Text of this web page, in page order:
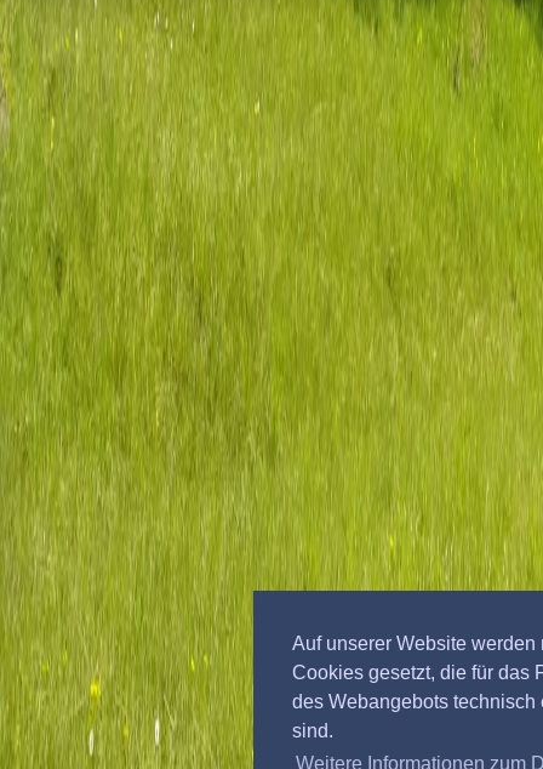
Auf unserer Website werden
Cookies gesetzt, die für das
des Webangebots technisch
sind.
Weitere Informationen zum